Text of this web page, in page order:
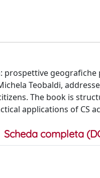
geografiche
Teobaldi,
The book is
applications of CS
Scheda completa